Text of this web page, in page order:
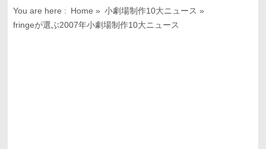
You are here : Home » 小劇場制作10大ニュース »
fringeが選ぶ2007年小劇場制作10大ニュース